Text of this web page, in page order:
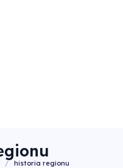
/ historia regionu